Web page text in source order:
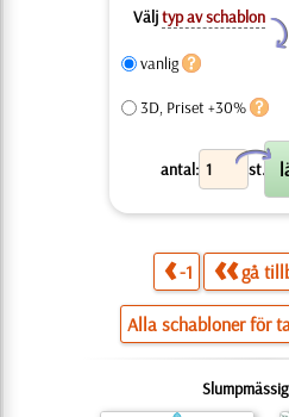
Väljtyp av schablon
Y
vanlig
3D, Priset +30%
antal: st.
X
-1 gå
Alla schabloner för